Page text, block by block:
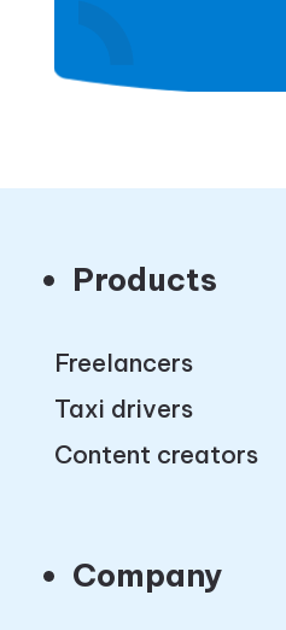
Products
Freelancers
Taxi drivers
Content creators
Company